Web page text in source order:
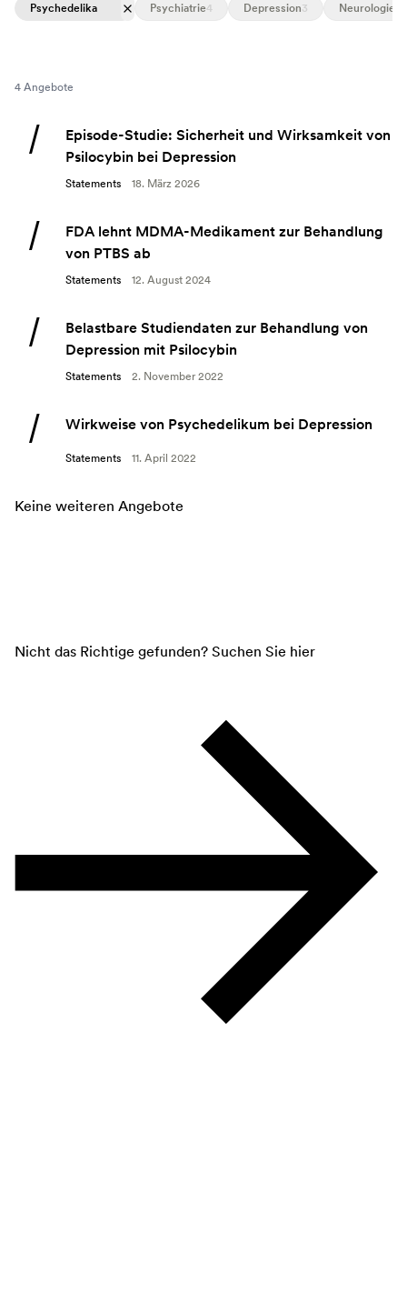
Psychedelika Psychiatrie4 Depression3 Neurologie
4 Angebote
Episode-Studie: Sicherheit und Wirksamkeit von
Psilocybin bei Depression
Statements 18. März 2026
FDA lehnt MDMA-Medikament zur Behandlung
von PTBS ab
Statements 12. August 2024
Belastbare Studiendaten zur Behandlung von
Depression mit Psilocybin
Statements 2. November 2022
Wirkweise von Psychedelikum bei Depression
Statements 11. April 2022
Keine weiteren Angebote
Nicht das Richtige gefunden? Suchen Sie hier